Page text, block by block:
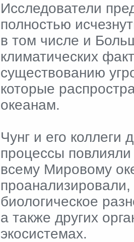
Исследователи
полностью
в том числе и
климатических
существованию
которые
океанам.
Чунг и его коллеги
процессы
всему Мировому
биологическое
а также других
экосистемах.